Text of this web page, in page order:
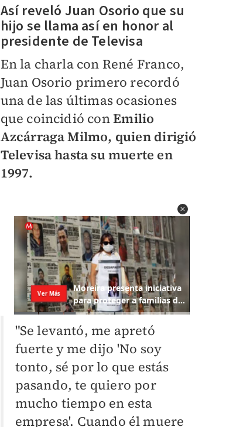
Así reveló Juan Osorio que su
hijo se llama así en honor al
presidente de Televisa
En la charla con René Franco,
Juan Osorio primero recordó
una de las últimas ocasiones
que coincidió conEmilio
Azcárraga Milmo, quien dirigió
Televisa hasta su muerte en
1997.
"Se levantó, me apretó
fuerte y me dijo 'No soy
tonto, sé por lo que estás
pasando, te quiero por
mucho tiempo en esta
empresa'. Cuando él muere